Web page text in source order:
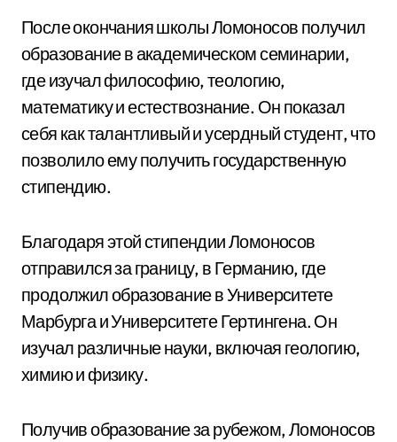
После окончания школы Ломоносов получил
образование в академическом семинарии,
где изучал философию, теологию,
математику и естествознание. Он показал
себя как талантливый и усердный студент, что
позволило ему получить государственную
стипендию.
Благодаря этой стипендии Ломоносов
отправился за границу, в Германию, где
продолжил образование в Университете
Марбурга и Университете Гертингена. Он
изучал различные науки, включая геологию,
химию и физику.
Получив образование за рубежом, Ломоносов